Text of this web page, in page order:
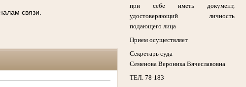
при себе иметь документ,
удостоверяющий личность
подающего лица
Прием осуществляет
Секретарь суда
Семенова Вероника Вячеславовна
ТЕЛ. 78-183
связи.